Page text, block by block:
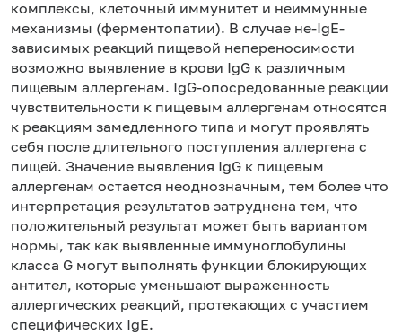
комплексы, клеточный иммунитет и неиммунные
механизмы (ферментопатии). В случае не-IgE-
зависимых реакций пищевой непереносимости
возможно выявление в крови IgG к различным
пищевым аллергенам. IgG-опосредованные реакции
чувствительности к пищевым аллергенам относятся
к реакциям замедленного типа и могут проявлять
себя после длительного поступления аллергена с
пищей. Значение выявления IgG к пищевым
аллергенам остается неоднозначным, тем более что
интерпретация результатов затруднена тем, что
положительный результат может быть вариантом
нормы, так как выявленные иммуноглобулины
класса G могут выполнять функции блокирующих
антител, которые уменьшают выраженность
аллергических реакций, протекающих с участием
специфических IgE.